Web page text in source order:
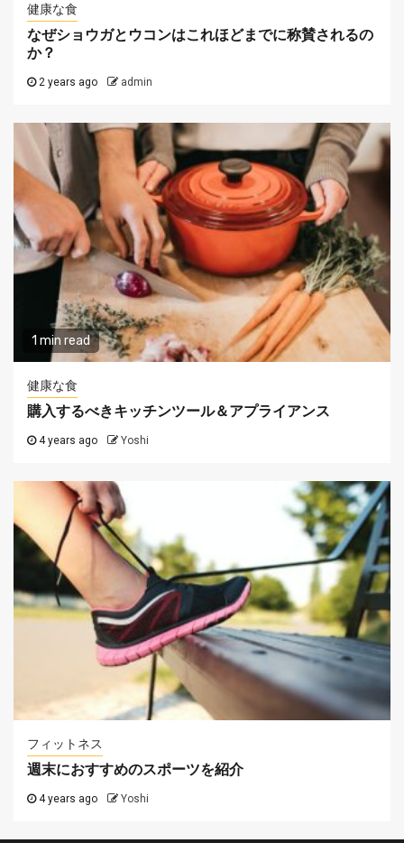
健康な食
なぜショウガとウコンはこれほどまでに称賛されるの
か？
2 years ago admin
1 min read
健康な食
購入するべきキッチンツール＆アプライアンス
4 years ago Yoshi
フィットネス
週末におすすめのスポーツを紹介
4 years ago Yoshi